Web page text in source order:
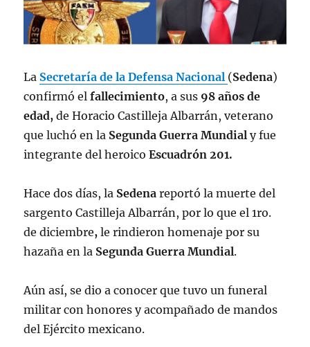
La Secretaría de la Defensa Nacional (Sedena)
confirmó elfallecimiento, a sus 98 años de
edad,de Horacio Castilleja Albarrán, veterano
que luchó en la Segunda Guerra Mundial y fue
integrante del heroicoEscuadrón 201.
Hace dos días, la Sedenareportó la muerte del
sargento Castilleja Albarrán, por lo que el 1ro.
de diciembre, le rindieron homenaje por su
hazaña en la Segunda Guerra Mundial.
Aún así, se dio a conocer que tuvo un funeral
militar con honores y acompañado de mandos
del Ejército mexicano.